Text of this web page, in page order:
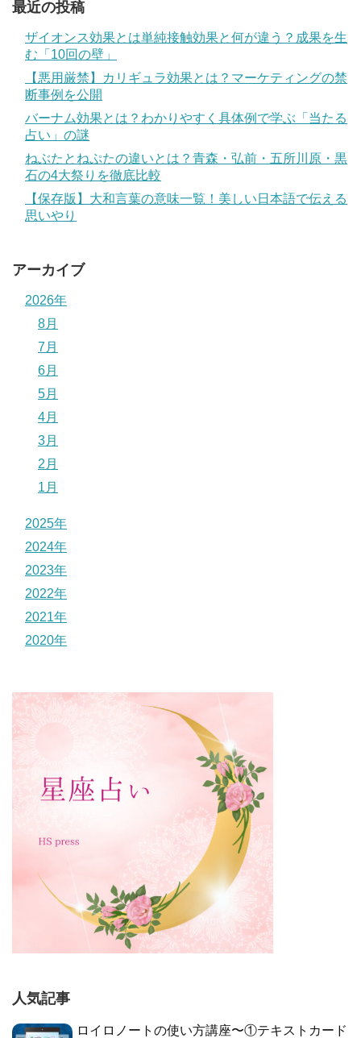
最近の投稿
ザイオンス効果とは単純接触効果と何が違う？成果を生
む「10回の壁」
【悪用厳禁】カリギュラ効果とは？マーケティングの禁
断事例を公開
バーナム効果とは？わかりやすく具体例で学ぶ「当たる
占い」の謎
ねぶたとねぷたの違いとは？青森・弘前・五所川原・黒
石の4大祭りを徹底比較
【保存版】大和言葉の意味一覧！美しい日本語で伝える
思いやり
アーカイブ
2026年
8月
7月
6月
5月
4月
3月
2月
1月
2025年
2024年
2023年
2022年
2021年
2020年
人気記事
ロイロノートの使い方講座〜①テキストカード